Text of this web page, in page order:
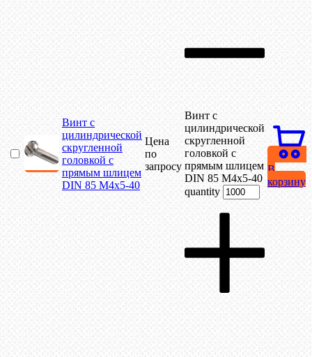
Винт с
цилиндрической
скругленной
головкой с
прямым шлицем
DIN 85 М4х5-40
Цена
по
запросу
Винт с
цилиндрической
скругленной
головкой с
прямым шлицем
DIN 85 М4х5-40
quantity
В
корзину